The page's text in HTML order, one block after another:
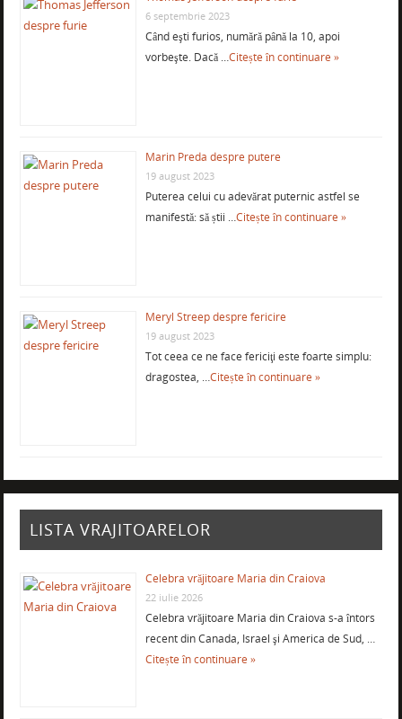
6 septembrie 2023
Când eşti furios, numără până la 10, apoi
vorbeşte. Dacă …Citește în continuare »
Marin Preda despre putere
19 august 2023
Puterea celui cu adevărat puternic astfel se
manifestă: să știi …Citește în continuare »
Meryl Streep despre fericire
19 august 2023
Tot ceea ce ne face fericiţi este foarte simplu:
dragostea, …Citește în continuare »
LISTA VRAJITOARELOR
Celebra vrăjitoare Maria din Craiova
22 iulie 2026
Celebra vrăjitoare Maria din Craiova s-a întors
recent din Canada, Israel şi America de Sud, …
Citește în continuare »